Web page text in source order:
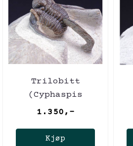
Trilobitt
(Cyphaspis
eberhardiei)
1.350,-
Kjøp